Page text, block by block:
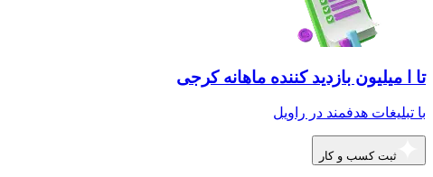
تا ا میلیون بازدید کننده ماهانه کرجی
با تبلیغات هدفمند در راویل
ثبت کسب و کار